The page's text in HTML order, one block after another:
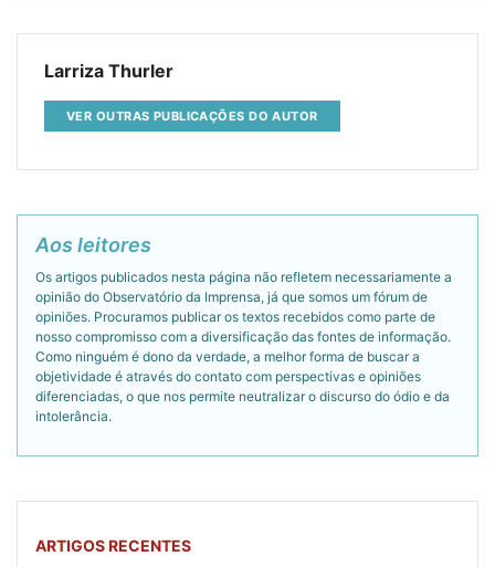
Larriza Thurler
VER OUTRAS PUBLICAÇÕES DO AUTOR
Aos leitores
Os artigos publicados nesta página não refletem necessariamente a
opinião do Observatório da Imprensa, já que somos um fórum de
opiniões. Procuramos publicar os textos recebidos como parte de
nosso compromisso com a diversificação das fontes de informação.
Como ninguém é dono da verdade, a melhor forma de buscar a
objetividade é através do contato com perspectivas e opiniões
diferenciadas, o que nos permite neutralizar o discurso do ódio e da
intolerância.
ARTIGOS RECENTES